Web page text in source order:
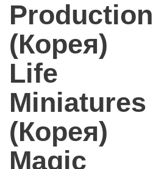
Production
(Корея)
Life
Miniatures
(Корея)
Magic